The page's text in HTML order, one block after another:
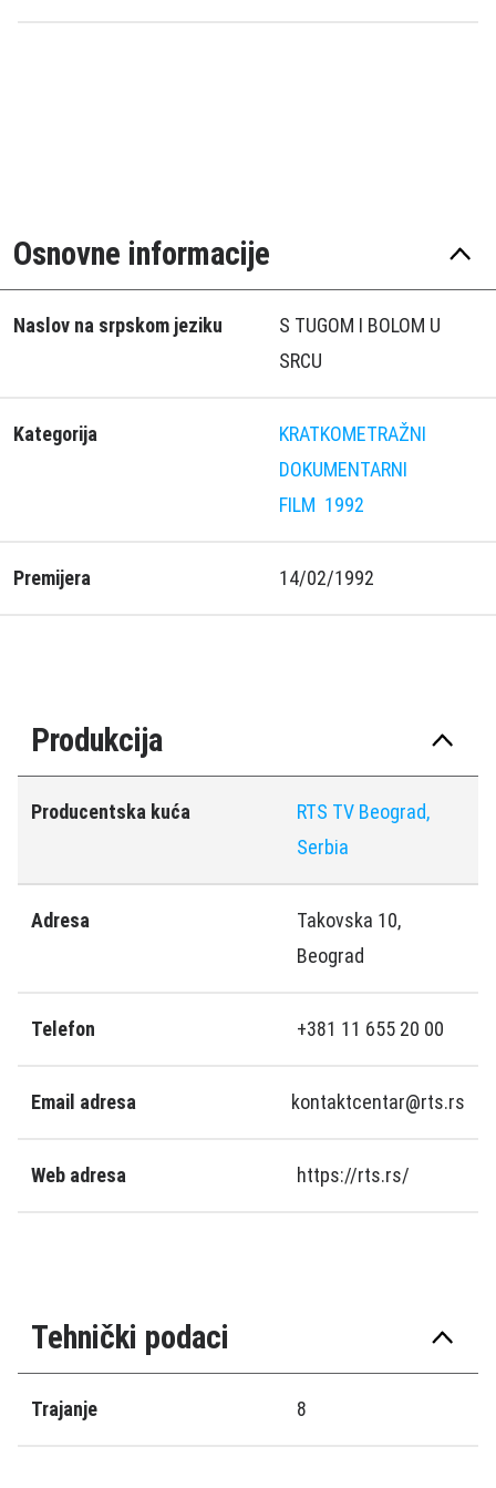
Osnovne informacije
Naslov na srpskom jeziku
S TUGOM I BOLOM U
SRCU
Kategorija
KRATKOMETRAŽNI
DOKUMENTARNI
FILM 1992
Premijera 14/02/1992
Produkcija
Producentska kuća
RTS TV Beograd,
Serbia
Adresa
Takovska 10,
Beograd
Telefon +381 11 655 20 00
Email adresa kontaktcentar@rts.rs
Web adresa https://rts.rs/
Tehnički podaci
Trajanje 8